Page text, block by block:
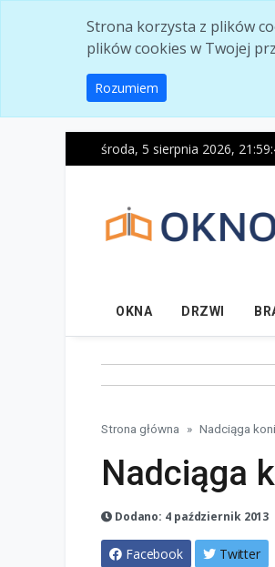
Strona korzysta z plików
plików cookies w Twojej
Rozumiem
środa, 5 sierpnia 2026,
OKNA DRZWI
Strona główna Nadciąga
Nadciąga
Dodano: 4 październik 2013
Facebook Twitter